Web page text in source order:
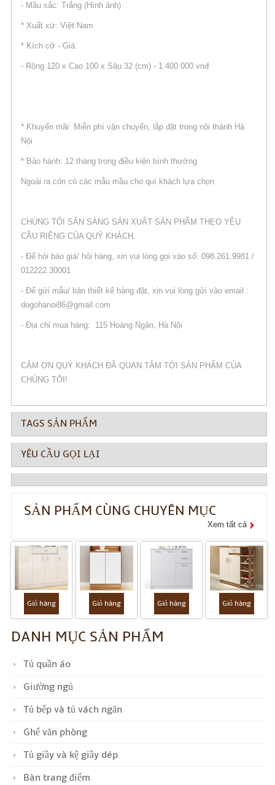
- Mầu sắc: Trắng (Hình ảnh)
* Xuất xứ: Việt Nam
* Kích cỡ - Giá:
- Rộng 120 x Cao 100 x Sâu 32 (cm) - 1.400.000 vnđ
* Khuyến mãi: Miễn phí vận chuyển, lắp đặt trong nội thành Hà
Nội
* Bảo hành: 12 tháng trong điều kiện bình thường
Ngoài ra còn có các mẫu mầu cho quí khách lựa chọn
CHÚNG TÔI SẴN SÀNG SẢN XUẤT SẢN PHẨM THEO YÊU
CẦU RIÊNG CỦA QUÝ KHÁCH.
- Để hỏi báo giá/ hỏi hàng, xin vui lòng gọi vào số: 098.261.9981 /
012222.30001
- Để gửi mẫu/ bản thiết kế hàng đặt, xin vui lòng gửi vào email :
dogohanoi86@gmail.com
- Địa chỉ mua hàng: 115 Hoàng Ngân, Hà Nội
CẢM ƠN QUÝ KHÁCH ĐÃ QUAN TÂM TỚI SẢN PHẨM CỦA
CHÚNG TÔI!
TAGS SẢN PHẨM
YÊU CẦU GỌI LẠI
SẢN PHẨM CÙNG CHUYÊN MỤC
Xem tất cả
Giỏ hàng Giỏ hàng Giỏ hàng Giỏ hàng
DANH MỤC SẢN PHẨM
Tủ quần áo
Giường ngủ
Tủ bếp và tủ vách ngăn
Ghế văn phòng
Tủ giầy và kệ giầy dép
Bàn trang điểm